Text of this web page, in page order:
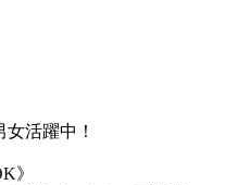
活躍中！
》